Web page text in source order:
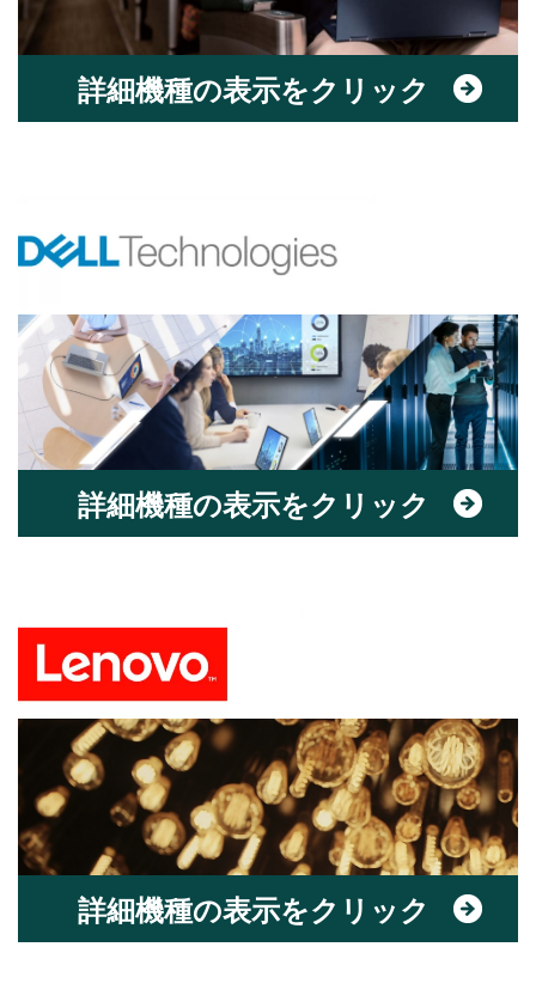
詳細機種の表示をクリック
詳細機種の表示をクリック
詳細機種の表示をクリック